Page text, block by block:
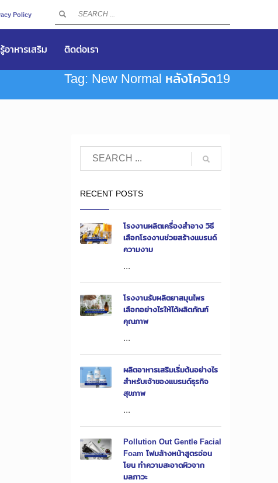
Policy
อาหารเสริม ติดต่อเรา
Tag: New Normal หลังโควิด19
RECENT POSTS
โรงงานผลิตเครื่องสำอาง วิธี
เลือกโรงงานช่วยสร้างแบรนด์
ความงาม
...
โรงงานรับผลิตยาสมุนไพร
เลือกอย่างไรให้ได้ผลิตภัณฑ์
คุณภาพ
...
ผลิตอาหารเสริมเริ่มต้นอย่างไร
สำหรับเจ้าของแบรนด์ธุรกิจ
สุขภาพ
...
Pollution Out Gentle Facial
Foam โฟมล้างหน้าสูตรอ่อน
โยน ทำความสะอาดผิวจาก
มลภาวะ